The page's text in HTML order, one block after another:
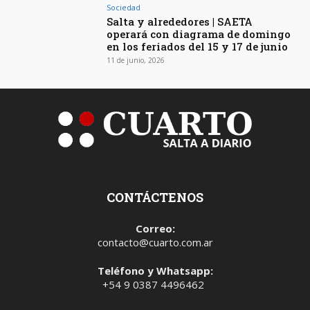
Sociedad
Salta y alrededores | SAETA
operará con diagrama de domingo
en los feriados del 15 y 17 de junio
11 de junio, 2026
CONTÁCTENOS
Correo:
contacto@cuarto.com.ar
Teléfono y Whatsapp:
+54 9 0387 4496462